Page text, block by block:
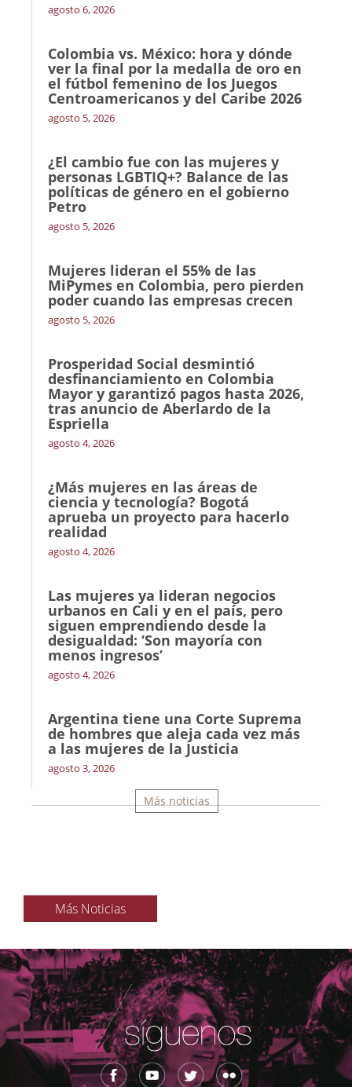
agosto 6, 2026
Colombia vs. México: hora y dónde
ver la final por la medalla de oro en
el fútbol femenino de los Juegos
Centroamericanos y del Caribe 2026
agosto 5, 2026
¿El cambio fue con las mujeres y
personas LGBTIQ+? Balance de las
políticas de género en el gobierno
Petro
agosto 5, 2026
Mujeres lideran el 55% de las
MiPymes en Colombia, pero pierden
poder cuando las empresas crecen
agosto 5, 2026
Prosperidad Social desmintió
desfinanciamiento en Colombia
Mayor y garantizó pagos hasta 2026,
tras anuncio de Aberlardo de la
Espriella
agosto 4, 2026
¿Más mujeres en las áreas de
ciencia y tecnología? Bogotá
aprueba un proyecto para hacerlo
realidad
agosto 4, 2026
Las mujeres ya lideran negocios
urbanos en Cali y en el país, pero
siguen emprendiendo desde la
desigualdad: ‘Son mayoría con
menos ingresos’
agosto 4, 2026
Argentina tiene una Corte Suprema
de hombres que aleja cada vez más
a las mujeres de la Justicia
agosto 3, 2026
Más noticias
Más Noticias